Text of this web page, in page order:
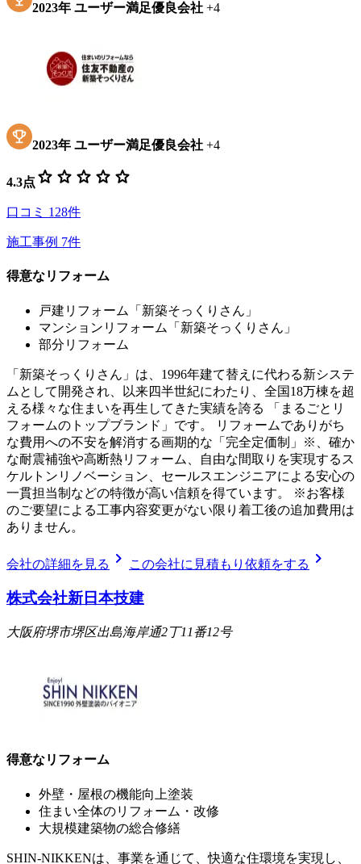
2023年 ユーザー満足優良会社 +4
2023年 ユーザー満足優良会社 +4
4.3点 star star star star star
口コミ 128件
施工事例 7件
得意なリフォーム
戸建リフォーム「新築そっくりさん」
マンションリフォーム「新築そっくりさん」
部分リフォーム
「新築そっくりさん」は、1996年建て替えに代わる新システ
ムとして開発され、以来四半世紀にわたり、全国18万棟を超
える様々な住まいを再生してきた実績を誇る 「まるごとリ
フォームのトップブランド」です。 リフォームでありがち
な費用への不安を解消する画期的な「完全定価制」※、確か
な耐震補強や高断熱リフォーム、自由な間取りを実現するス
ケルトンリノベーション、セールスエンジニアによる安心の
一貫担当制などの特徴が高い信頼を得ています。 ※お客様
のご要望による工事内容変更がない限り着工後の追加費用は
ありません。
会社の詳細を見る chevron_right この会社に見積もり依頼をする chevron_right
株式会社新日本技建
大阪府堺市堺区出島海岸通2丁11番12号
得意なリフォーム
外壁・屋根の機能向上塗装
住まい全体のリフォーム・改修
大規模建築物の総合修繕
SHIN-NIKKENは、事業を通じて、快適な住環境を実現し、